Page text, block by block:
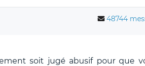
48744
soit jugé abusif pour que